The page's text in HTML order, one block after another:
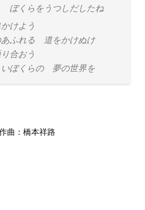
ぼくらをうつしだしたね
けよう
あふれる 道をかけぬけ
合おう
いぼくらの 夢の世界を
曲：橋本祥路